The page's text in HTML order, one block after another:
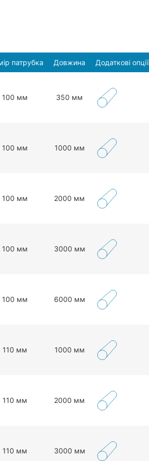
патрубка Довжина Додаткові опції
100 мм 350 мм
100 мм 1000 мм
100 мм 2000 мм
100 мм 3000 мм
100 мм 6000 мм
110 мм 1000 мм
110 мм 2000 мм
110 мм 3000 мм